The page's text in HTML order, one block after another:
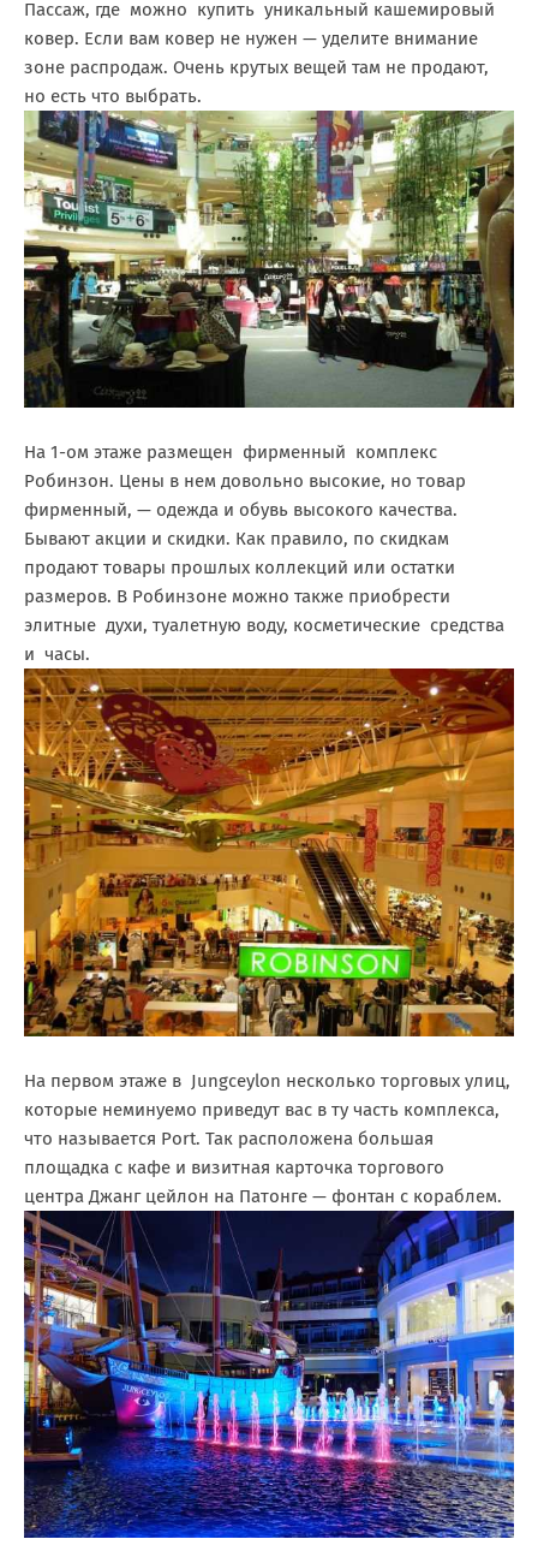
Пассаж, где можно купить уникальный кашемировый
ковер. Если вам ковер не нужен — уделите внимание
зоне распродаж. Очень крутых вещей там не продают,
но есть что выбрать.
На 1-ом этаже размещен фирменный комплекс
Робинзон. Цены в нем довольно высокие, но товар
фирменный, — одежда и обувь высокого качества.
Бывают акции и скидки. Как правило, по скидкам
продают товары прошлых коллекций или остатки
размеров. В Робинзоне можно также приобрести
элитные духи, туалетную воду, косметические средства
и часы.
На первом этаже в Jungceylon несколько торговых улиц,
которые неминуемо приведут вас в ту часть комплекса,
что называется Port. Так расположена большая
площадка с кафе и визитная карточка торгового
центра Джанг цейлон на Патонге — фонтан с кораблем.